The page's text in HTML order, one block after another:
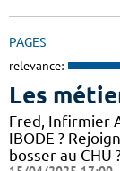
PAGES
relevance:
Les
Fred, Infirmier
IBODE ?
bosser au CHU